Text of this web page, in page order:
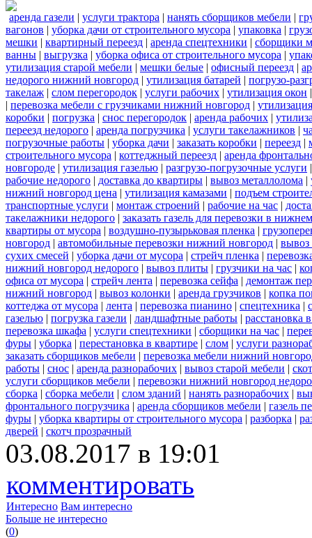
аренда газели | услуги трактора | нанять сборщиков мебели |
вагонов | уборка дачи от строительного мусора | упаковка |
мешки | квартирный переезд | аренда спецтехники | сборщики
ванны | выгрузка | уборка офиса от строительного мусора |
утилизация старой мебели | мешки белые | офисный переезд |
недорого нижний новгород | утилизация батарей | погрузо-
такелаж | слом перегородок | услуги рабочих | утилизация окон
| перевозка мебели с грузчиками нижний новгород |
коробки | погрузка | снос перегородок | аренда рабочих |
переезд недорого | аренда погрузчика | услуги такелажников |
погрузочные работы | уборка дачи | заказать коробки | переезд |
строительного мусора | коттеджный переезд | аренда
новгороде | утилизация газелью | разгрузо-погрузочные услуги
рабочие недорого | доставка до квартиры | вывоз металлолома |
нижний новгород цена | утилизация камазами | подъем
транспортные услуги | монтаж строений | рабочие на час |
такелажники недорого | заказать газель для перевозки в
квартиры от мусора | воздушно-пузырьковая пленка |
новгород | автомобильные перевозки нижний новгород | вывоз
сухих смесей | уборка дачи от мусора | стрейч пленка |
нижний новгород недорого | вывоз плиты | грузчики на час |
офиса от мусора | стрейч лента | перевозка сейфа | демонтаж
нижний новгород | вывоз колонки | аренда грузчиков | копка
коттеджа от мусора | лента | перевозка пианино | спецтехника |
газелью | погрузка газели | ландшафтные работы | расстановка
перевозка шкафа | услуги спецтехники | сборщики на час |
фуры | уборка | перестановка в квартире | слом | услуги
заказать сборщиков мебели | перевозка мебели нижний
работы | снос | аренда разнорабочих | вывоз старой мебели |
услуги сборщиков мебели | перевозки нижний новгород
сборка | сборка мебели | слом зданий | нанять разнорабочих |
фронтального погрузчика | аренда сборщиков мебели | газель
фуры | уборка квартиры от строительного мусора | разборка |
дверей | скотч прозрачный
03.08.2017 в 19:01
комментировать
Интересно Вам интересно
Больше не интересно
(0)